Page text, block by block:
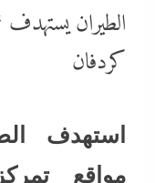
الطيران
كردفان
استهدف
مواقع